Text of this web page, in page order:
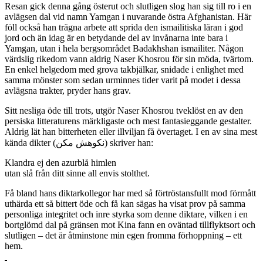
Resan gick denna gång österut och slutligen slog han sig till ro i en
avlägsen dal vid namn Yamgan i nuvarande östra Afghanistan. Här
föll också han trägna arbete att sprida den ismailitiska läran i god
jord och än idag är en betydande del av invånarna inte bara i
Yamgan, utan i hela bergsområdet Badakhshan ismailiter. Någon
värdslig rikedom vann aldrig Naser Khosrou för sin möda, tvärtom.
En enkel helgedom med grova takbjälkar, snidade i enlighet med
samma mönster som sedan urminnes tider varit på modet i dessa
avlägsna trakter, pryder hans grav.
Sitt nesliga öde till trots, utgör Naser Khosrou tveklöst en av den
persiska litteraturens märkligaste och mest fantasieggande gestalter.
Aldrig lät han bitterheten eller illviljan få övertaget. I en av sina mest
kända dikter (نکوهش مکن) skriver han:
Klandra ej den azurblå himlen
utan slå från ditt sinne all envis stolthet.
Få bland hans diktarkollegor har med så förtröstansfullt mod förmått
uthärda ett så bittert öde och få kan sägas ha visat prov på samma
personliga integritet och inre styrka som denne diktare, vilken i en
bortglömd dal på gränsen mot Kina fann en oväntad tillflyktsort och
slutligen – det är åtminstone min egen fromma förhoppning – ett
hem.